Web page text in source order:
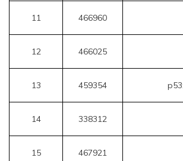
11 466960
12 466025
13 459354
14 338312
15 467921